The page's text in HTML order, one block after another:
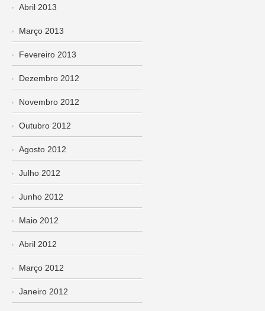
Abril 2013
Março 2013
Fevereiro 2013
Dezembro 2012
Novembro 2012
Outubro 2012
Agosto 2012
Julho 2012
Junho 2012
Maio 2012
Abril 2012
Março 2012
Janeiro 2012